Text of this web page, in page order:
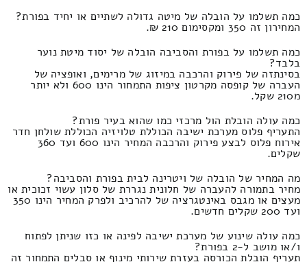
כמה תשלמו על הובלה של מיטה גדולה לשתיים או יחיד בפורת?
המחירון זה 350 ומקסימום 210 ₪.
כמה תשלמו על בפורת והסביבה הובלה של יסוד מיטת נוער
בלבד?
בסינתזה של פירוק והרכבה במיזוג של מרימים, ואופציה של
העברה של קופסה מקרטון ציפות התמחור הינו 600 ולא יותר
מ210 שקל.
כמה עולה הובלת הול מרכזי כמו שהוא בעיר פורת?
התעריף פלוס מערכת ישיבה הכוללת טלויזיה הכוללת שולחן חדר
אירוח פלוס לבצע פירוק והרכבה המחיר הינו 600 ועד 360
שקלים.
מה המחיר של הובלה של ויטרינה לבית בפורת והסביבה?
מחיר בתמורה להעברה של חלונית נגררת של סלון עשוי זכוכית או
מעצים או מגבס באינטגרציה של להרכיב ולפרק המחיר הינו 350
ועד 200 שקלים חדשים.
כמה עולה שינוע של מערכת ישיבה לפינה או כזו שניתן לפתוח
ו/או מושב ל-2 בפורת?
תעריף הובלת הכורסה בעזרת שירותי מינוף או סבלים התמחור זה